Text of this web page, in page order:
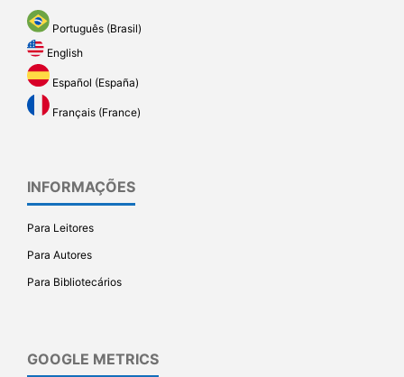
Português (Brasil)
English
Español (España)
Français (France)
INFORMAÇÕES
Para Leitores
Para Autores
Para Bibliotecários
GOOGLE METRICS